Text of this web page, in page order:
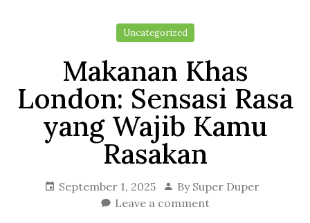
Uncategorized
Makanan Khas
London: Sensasi Rasa
yang Wajib Kamu
Rasakan
September 1, 2025 By Super Duper
Leave a comment